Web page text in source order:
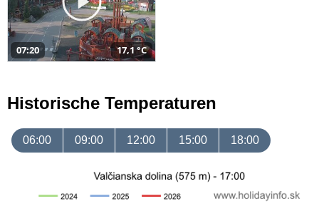
07:20 17,1 °C
Historische Temperaturen
06:00 09:00 12:00 15:00 18:00